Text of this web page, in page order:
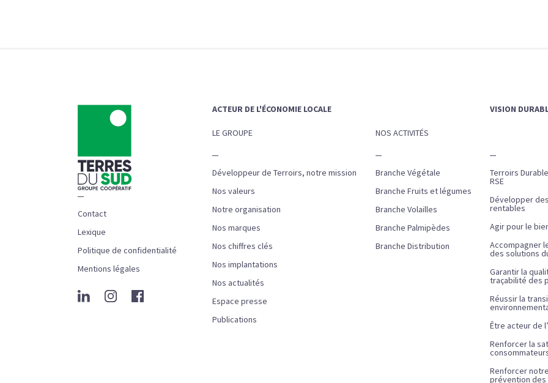
Contact
Lexique
Politique de confidentialité
Mentions légales
ACTEUR DE L'ÉCONOMIE LOCALE
LE GROUPE
Développeur de Terroirs, notre mission
Nos valeurs
Notre organisation
Nos marques
Nos chiffres clés
Nos implantations
Nos actualités
Espace presse
Publications
NOS ACTIVITÉS
Branche Végétale
Branche Fruits et légumes
Branche Volailles
Branche Palmipèdes
Branche Distribution
VISION
Terroirs
RSE
Développer
rentables
Agir pour le
Accompagner
des solutions
Garantir la
traçabilité des
Réussir la
Être acteur de
Renforcer la
Renforcer
prévention des